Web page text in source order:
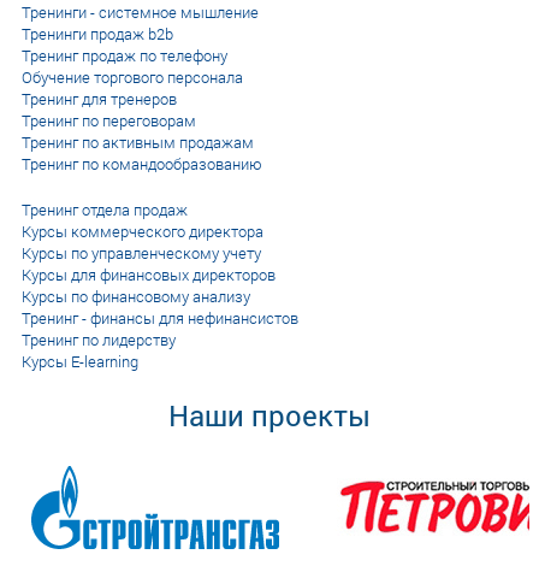
Тренинги - системное мышление
Тренинги продаж b2b
Тренинг продаж по телефону
Обучение торгового персонала
Тренинг для тренеров
Тренинг по переговорам
Тренинг по активным продажам
Тренинг по командообразованию
Тренинг отдела продаж
Курсы коммерческого директора
Курсы по управленческому учету
Курсы для финансовых директоров
Курсы по финансовому анализу
Тренинг - финансы для нефинансистов
Тренинг по лидерству
Курсы E-learning
Наши проекты